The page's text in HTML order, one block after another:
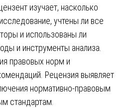
изучает, насколько
учтены ли все
и использованы ли
и инструменты анализа.
правовых норм и
Рецензия выявляет
нормативно-правовым
стандартам.